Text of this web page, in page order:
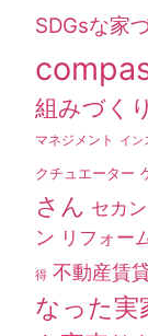
SDGsな家
組みづくり
マネジメント
イン
クチュエーター
さん セカ
ン リフォー
得 不動産賃
なった実